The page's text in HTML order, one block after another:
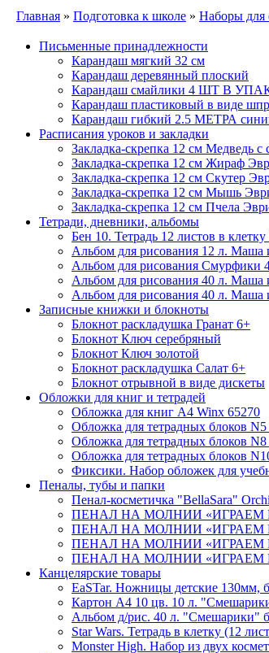
Главная » Подготовка к школе » Наборы для
Письменные принадлежности
Карандаш мягкий 32 см
Карандаш деревянный плоский
Карандаш смайлики 4 ШТ В
Карандаш пластиковый в виде
Карандаш гибкий 2.5 МЕТРА
Расписания уроков и закладки
Закладка-скрепка 12 см Медведь с
Закладка-скрепка 12 см Жираф
Закладка-скрепка 12 см Скутер
Закладка-скрепка 12 см Мышь
Закладка-скрепка 12 см Пчела
Тетради, дневники, альбомы
Бен 10. Тетрадь 12 листов в
Альбом для рисования 12 л. Маша
Альбом для рисования Смурфики
Альбом для рисования 40 л. Маша
Альбом для рисования 40 л. Маша
Записные книжки и блокноты
Блокнот раскладушка Гранат 6+
Блокнот Ключ серебряный
Блокнот Ключ золотой
Блокнот раскладушка Салат 6+
Блокнот отрывной в виде дискеты
Обложки для книг и тетрадей
Обложка для книг А4 Winx 65270
Обложка для тетрадных блоков
Обложка для тетрадных блоков
Обложка для тетрадных блоков
Фиксики. Набор обложек для
Пеналы, тубы и папки
Пенал-косметичка "BellaSara"
ПЕНАЛ НА МОЛНИИ «ИГРАЕМ
ПЕНАЛ НА МОЛНИИ «ИГРАЕМ
ПЕНАЛ НА МОЛНИИ «ИГРАЕМ
ПЕНАЛ НА МОЛНИИ «ИГРАЕМ
Канцелярские товары
EaSTar. Ножницы детские 130мм,
Картон А4 10 цв. 10 л.
Альбом д/рис. 40 л. "Смешарики"
Star Wars. Тетрадь в клетку (12
Monster High. Набор из двух